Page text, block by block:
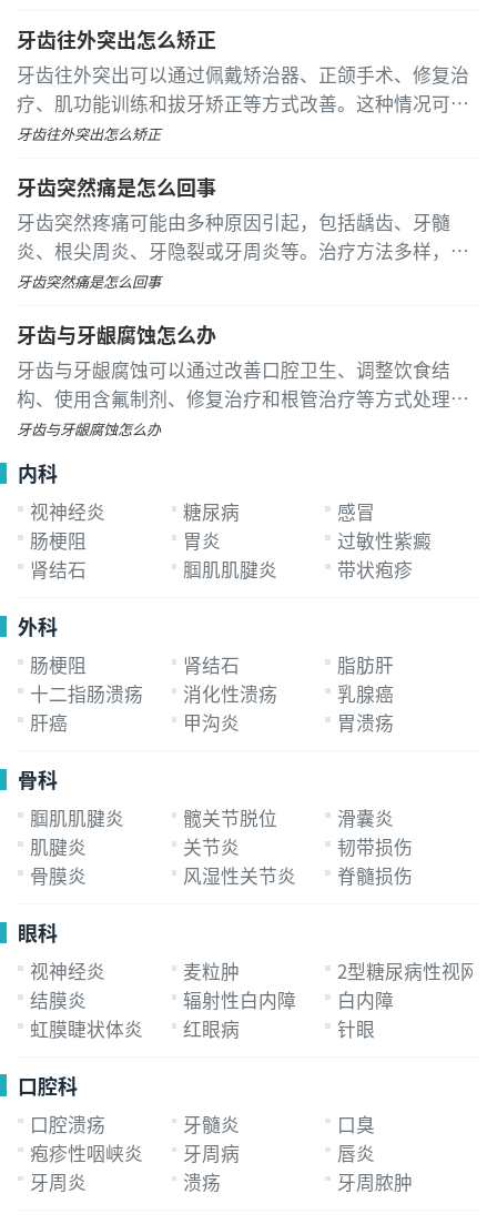
口水辅助减少色素附着
牙齿往外突出怎么矫正
牙齿往外突出可以通过佩戴矫治器、正颌手术、修复治
疗、肌功能训练和拔牙矫正等方式改善。这种情况可能
与遗传因素、不良习惯、牙列拥挤、颌骨发育异常或牙
法，包括固定矫治器和活动矫治器
牙齿往外突出怎么矫正
牙齿突然痛是怎么回事
牙齿突然疼痛可能由多种原因引起，包括龋齿、牙髓
炎、根尖周炎、牙隐裂或牙周炎等。治疗方法多样，如
药物治疗、根管治疗、充填修复、牙周治疗或拔牙等。
牙本质层时会刺激神经引发锐痛
牙齿突然痛是怎么回事
牙齿与牙龈腐蚀怎么办
牙齿与牙龈腐蚀可以通过改善口腔卫生、调整饮食结
构、使用含氟制剂、修复治疗和根管治疗等方式处理。
这种腐蚀通常由牙菌斑堆积、酸性食物侵蚀、牙釉质发
牙齿与牙龈腐蚀怎么办
内科
视神经炎 糖尿病
感冒
肠梗阻
胃炎
过敏性紫癜
肾结石
腘肌肌腱炎 带状疱疹
外科
肠梗阻 肾结石
脂肪肝
十二指肠溃疡
消化性溃疡
乳腺癌
肝癌
甲沟炎 胃溃疡
骨科
腘肌肌腱炎 髋关节脱位
滑囊炎
肌腱炎
关节炎
韧带损伤
骨膜炎
风湿性关节炎 脊髓损伤
眼科
视神经炎 麦粒肿
2型糖尿病性视网
结膜炎
辐射性白内障
白内障
虹膜睫状体炎
红眼病 针眼
口腔科
口腔溃疡 牙髓炎
口臭
疱疹性咽峡炎
牙周病
唇炎
牙周炎
溃疡 牙周脓肿